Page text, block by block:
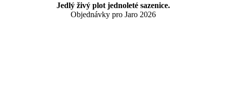
Jedlý živý plot jednoleté sazenice.
Objednávky pro Jaro 2026